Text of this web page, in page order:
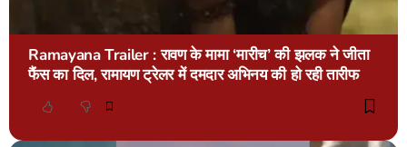
Ramayana Trailer : रावण के मामा ‘मारीच’ की झलक ने जीता
फैंस का दिल, रामायण ट्रेलर में दमदार अभिनय की हो रही तारीफ